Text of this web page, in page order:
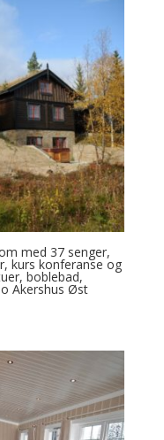
med 37 senger,
kurs konferanse og
boblebad,
Akershus Øst